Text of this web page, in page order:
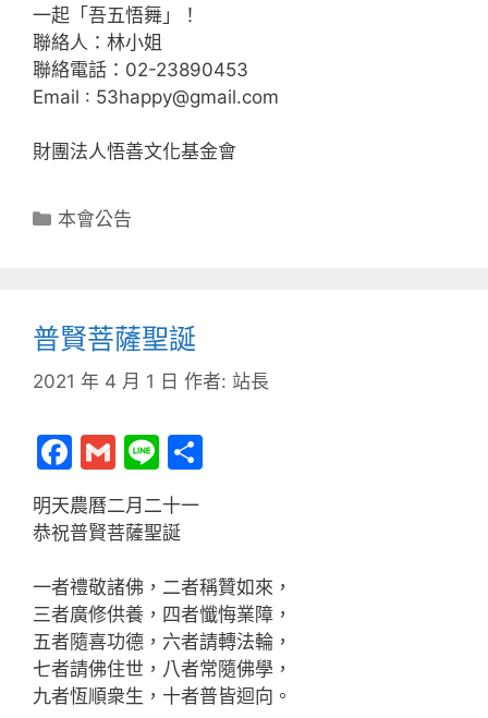
一起「吾五悟舞」！
聯絡人：林小姐
聯絡電話：02-23890453
Email : 53happy@gmail.com
財團法人悟善文化基金會
分
本會公告
普賢菩薩聖誕
2021 年 4 月 1 日 作者: 站長
F
a
c
e
b
o
o
k
G
m
ai
l
Li
n
e
明天農曆二月二十一
恭祝普賢菩薩聖誕
一者禮敬諸佛，二者稱贊如來，
三者廣修供養，四者懺悔業障，
五者隨喜功德，六者請轉法輪，
七者請佛住世，八者常隨佛學，
九者恆順衆生，十者普皆迴向。